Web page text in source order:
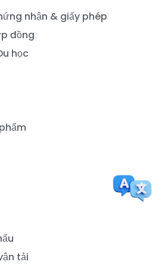
nhận & giấy phép
đồng
học
tải